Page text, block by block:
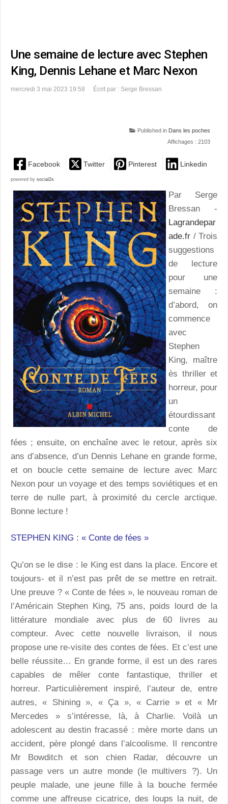
Une semaine de lecture avec Stephen
King, Dennis Lehane et Marc Nexon
mercredi 3 mai 2023 19:58 Écrit par : Serge Bressan
Published in Dans les poches
Affichages : 2103
Facebook Twitter Pinterest Linkedin
powered by social2s
Par Serge
Bressan -
Lagrandepar
ade.fr / Trois
suggestions
de lecture
pour une
semaine :
d’abord, on
commence
avec
Stephen
King, maître
ès thriller et
horreur, pour
un
étourdissant
conte de
fées ; ensuite, on enchaîne avec le retour, après six
ans d’absence, d’un Dennis Lehane en grande forme,
et on boucle cette semaine de lecture avec Marc
Nexon pour un voyage et des temps soviétiques et en
terre de nulle part, à proximité du cercle arctique.
Bonne lecture !
STEPHEN KING : « Conte de fées »
Qu’on se le dise : le King est dans la place. Encore et
toujours- et il n’est pas prêt de se mettre en retrait.
Une preuve ? « Conte de fées », le nouveau roman de
l’Américain Stephen King, 75 ans, poids lourd de la
littérature mondiale avec plus de 60 livres au
compteur. Avec cette nouvelle livraison, il nous
propose une re-visite des contes de fées. Et c’est une
belle réussite… En grande forme, il est un des rares
capables de mêler conte fantastique, thriller et
horreur. Particulièrement inspiré, l’auteur de, entre
autres, « Shining », « Ça », « Carrie » et « Mr
Mercedes » s’intéresse, là, à Charlie. Voilà un
adolescent au destin fracassé : mère morte dans un
accident, père plongé dans l’alcoolisme. Il rencontre
Mr Bowditch et son chien Radar, découvre un
passage vers un autre monde (le multivers ?). Un
peuple malade, une jeune fille à la bouche fermée
comme une affreuse cicatrice, des loups la nuit, de